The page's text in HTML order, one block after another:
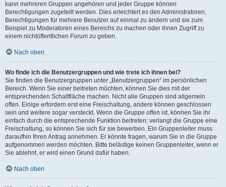
kann mehreren Gruppen angehören und jeder Gruppe können
Berechtigungen zugeteilt werden. Dies erleichtert es den Administratoren,
Berechtigungen für mehrere Benutzer auf einmal zu ändern und sie zum
Beispiel zu Moderatoren eines Bereichs zu machen oder ihnen Zugriff zu
einem nichtöffentlichen Forum zu geben.
Nach oben
Wo finde ich die Benutzergruppen und wie trete ich ihnen bei?
Sie finden die Benutzergruppen unter „Benutzergruppen“ im persönlichen
Bereich. Wenn Sie einer beitreten möchten, können Sie dies mit der
entsprechenden Schaltfläche machen. Nicht alle Gruppen sind allgemein
offen. Einige erfordern erst eine Freischaltung, andere können geschlossen
sein und weitere sogar versteckt. Wenn die Gruppe offen ist, können Sie ihr
einfach durch die entsprechende Funktion beitreten; verlangt die Gruppe eine
Freischaltung, so können Sie sich für sie bewerben. Ein Gruppenleiter muss
daraufhin Ihren Antrag annehmen. Er könnte fragen, warum Sie in die Gruppe
aufgenommen werden möchten. Bitte belästige keinen Gruppenleiter, wenn er
Sie ablehnt, er wird einen Grund dafür haben.
Nach oben